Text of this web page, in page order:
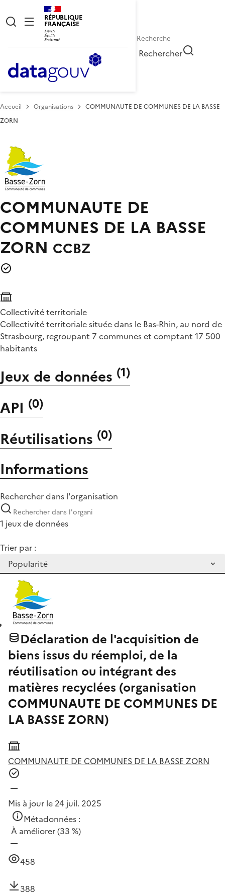
RÉPUBLIQUE
FRANÇAISE
Rechercher
Accueil Organisations
COMMUNAUTE DE COMMUNES DE LA BASSE
ZORN
COMMUNAUTE DE
COMMUNES DE LA BASSE
ZORN CCBZ
Collectivité territoriale
Collectivité territoriale située dans le Bas-Rhin, au nord de
Strasbourg, regroupant 7 communes et comptant 17 500
habitants
Jeux de données (1)
API (0)
Réutilisations (0)
Informations
Rechercher dans l'organisation
1 jeux de données
Trier par :
Déclaration de l'acquisition de
biens issus du réemploi, de la
réutilisation ou intégrant des
matières recyclées (organisation
COMMUNAUTE DE COMMUNES DE
LA BASSE ZORN)
COMMUNAUTE DE COMMUNES DE LA BASSE ZORN
Mis à jour le 24 juil. 2025
Métadonnées :
À améliorer(33 %)
458
388